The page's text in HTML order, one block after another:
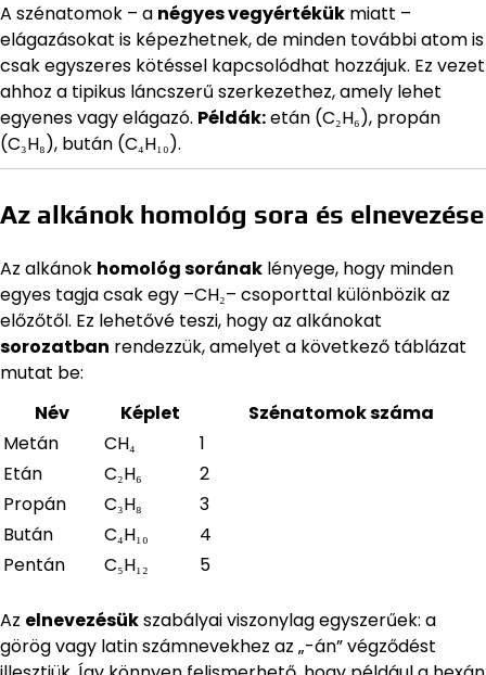
A szénatomok – a négyes vegyértékük miatt –
elágazásokat is képezhetnek, de minden további atom is
csak egyszeres kötéssel kapcsolódhat hozzájuk. Ez vezet
ahhoz a tipikus láncszerű szerkezethez, amely lehet
egyenes vagy elágazó. Példák:etán (C₂H₆), propán
(C₃H₈), bután (C₄H₁₀).
Az alkánok homológ sora és elnevezése
Az alkánok homológ sorának lényege, hogy minden
egyes tagja csak egy –CH₂– csoporttal különbözik az
előzőtől. Ez lehetővé teszi, hogy az alkánokat
sorozatban rendezzük, amelyet a következő táblázat
mutat be:
Név
Képlet
Szénatomok száma
Metán
CH₄
1
Etán
C₂H₆
2
Propán
C₃H₈
3
Bután
C₄H₁₀
4
Pentán
C₅H₁₂ 5
Az elnevezésükszabályai viszonylag egyszerűek: a
görög vagy latin számnevekhez az „-án” végződést